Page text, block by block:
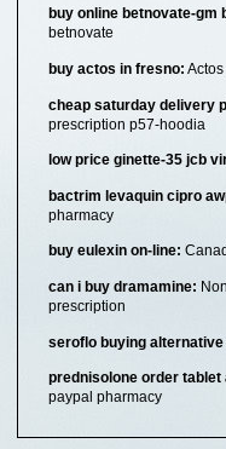
buy online betnovate-gm
betnovate
buy actos in fresno:
cheap saturday delivery
prescription p57-hoodia
low price ginette-35 jcb
bactrim levaquin cipro
pharmacy
buy eulexin on-line:
can i buy dramamine:
prescription
seroflo buying
prednisolone order
paypal pharmacy